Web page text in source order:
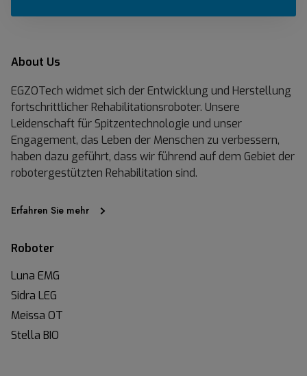
About Us
EGZOTech widmet sich der Entwicklung und Herstellung
fortschrittlicher Rehabilitationsroboter. Unsere
Leidenschaft für Spitzentechnologie und unser
Engagement, das Leben der Menschen zu verbessern,
haben dazu geführt, dass wir führend auf dem Gebiet der
robotergestützten Rehabilitation sind.
Erfahren Sie mehr
Roboter
Luna EMG
Sidra LEG
Meissa OT
Stella BIO